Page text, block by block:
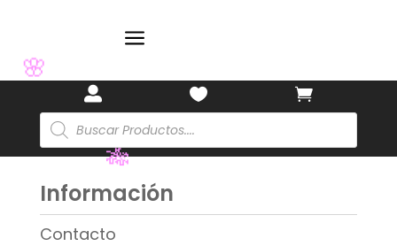
a
 

Búsqueda
de
productos
Información
Contacto
🎋
🌸